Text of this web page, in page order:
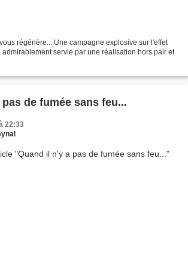
régénère... Une campagne explosive sur l'effet
admirablement servie par une réalisation hors pair et
de fumée sans feu...
22:33